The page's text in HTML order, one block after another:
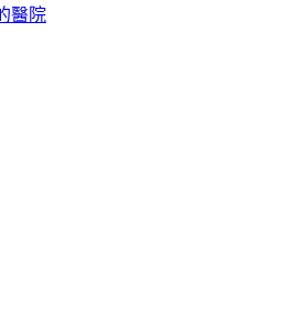
醫院